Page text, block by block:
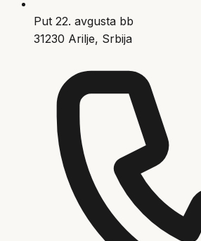
Put 22. avgusta bb
31230 Arilje, Srbija